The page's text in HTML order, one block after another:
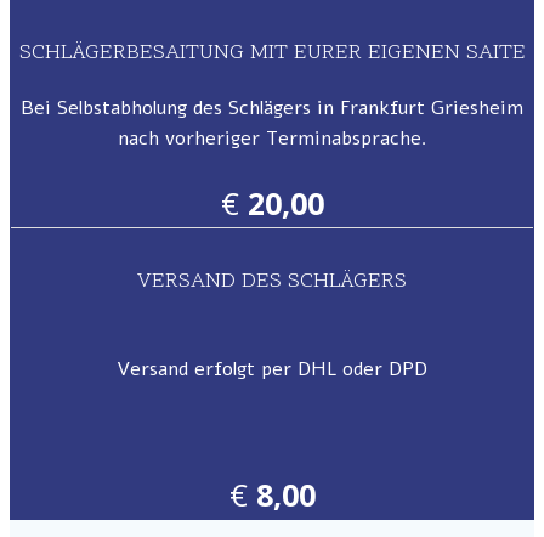
SCHLÄGERBESAITUNG MIT EURER EIGENEN SAITE
Bei Selbstabholung des Schlägers in Frankfurt Griesheim
nach vorheriger Terminabsprache.
€ 20,00
VERSAND DES SCHLÄGERS
Versand erfolgt per DHL oder DPD
€ 8,00